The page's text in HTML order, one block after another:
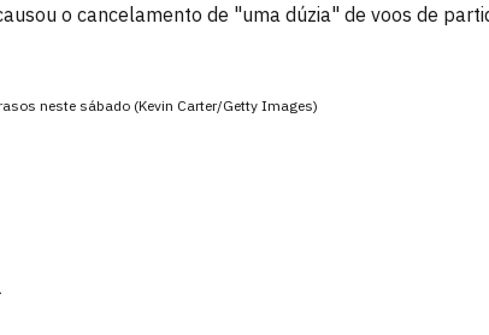
o cancelamento de "uma dúzia" de voos de
neste sábado (Kevin Carter/Getty Images)
.